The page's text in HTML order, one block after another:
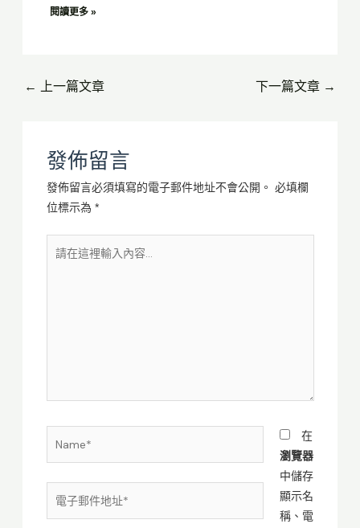
閱讀更多 »
← 上一篇文章 下一篇文章 →
發佈留言
發佈留言必須填寫的電子郵件地址不會公開。 必填欄
位標示為 *
在
瀏覽器
中儲存
顯示名
稱、電